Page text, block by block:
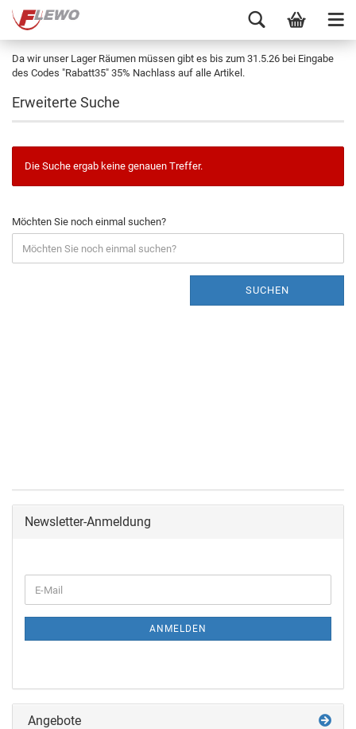
Da wir unser Lager Räumen müssen gibt es bis zum 31.5.26 bei Eingabe
des Codes "Rabatt35" 35% Nachlass auf alle Artikel.
Erweiterte Suche
Die Suche ergab keine genauen Treffer.
Möchten Sie noch einmal suchen?
SUCHEN
Newsletter-Anmeldung
ANMELDEN
Angebote